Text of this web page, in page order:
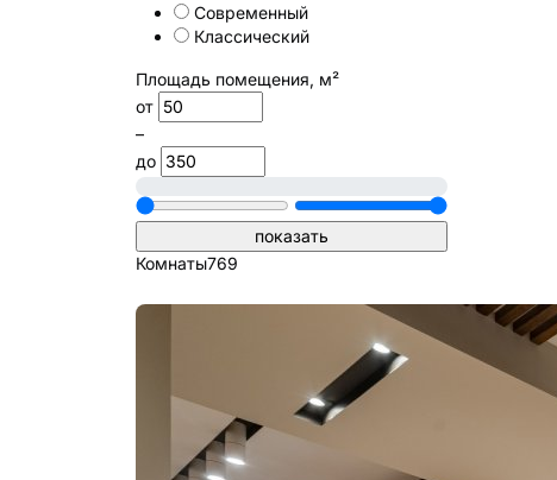
Современный
Классический
Площадь помещения, м²
от
–
до
Комнаты769